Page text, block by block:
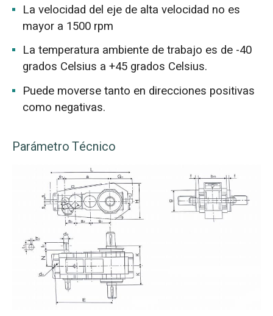
La velocidad del eje de alta velocidad no es
mayor a 1500 rpm
La temperatura ambiente de trabajo es de -40
grados Celsius a +45 grados Celsius.
Puede moverse tanto en direcciones positivas
como negativas.
Parámetro Técnico